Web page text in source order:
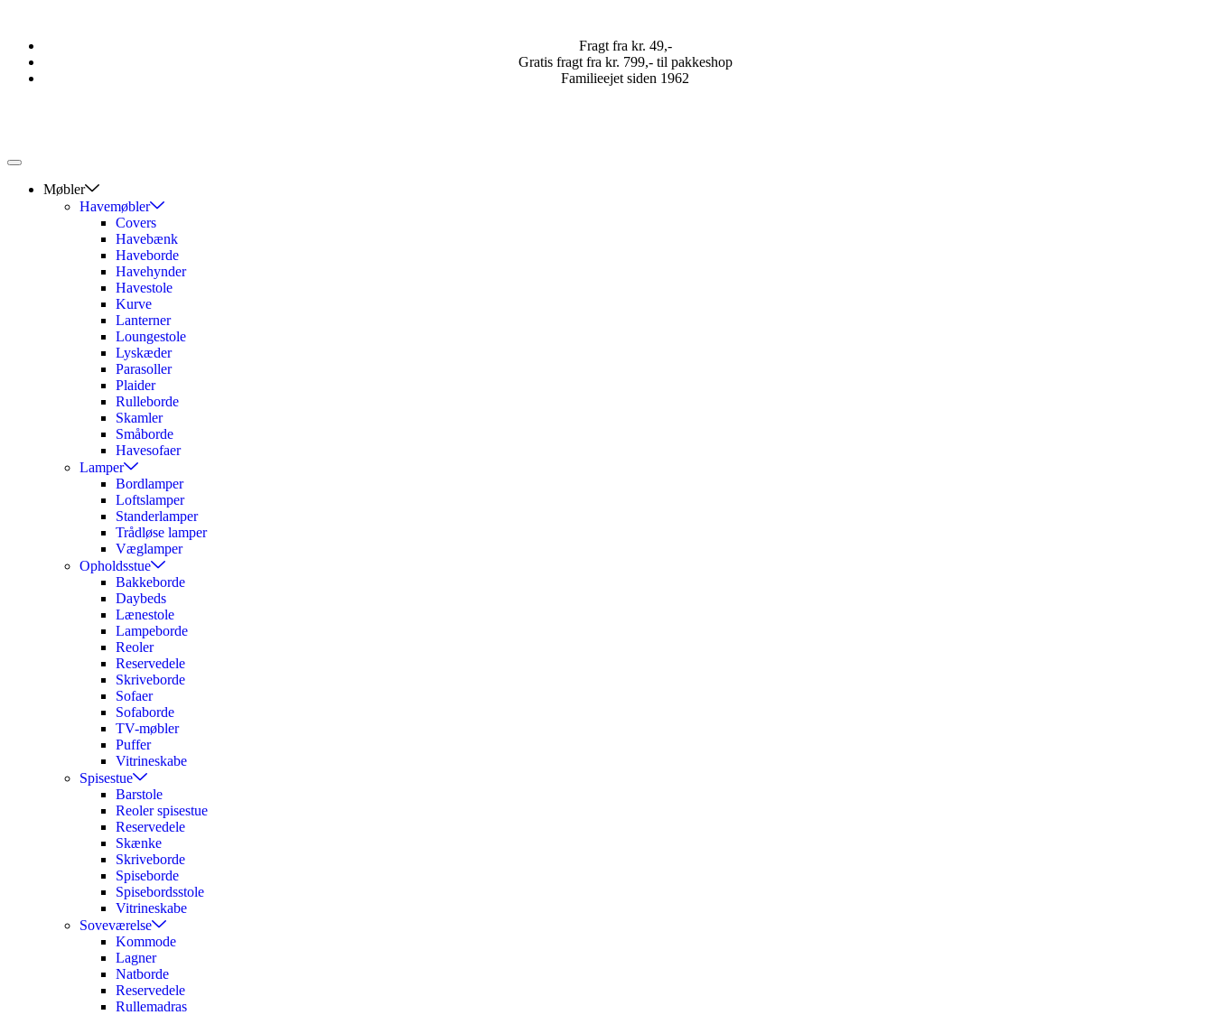
Fragt fra kr. 49,-
Gratis fragt fra kr. 799,- til pakkeshop
Familieejet siden 1962
Møbler
Havemøbler
Covers
Havebænk
Haveborde
Havehynder
Havestole
Kurve
Lanterner
Loungestole
Lyskæder
Parasoller
Plaider
Rulleborde
Skamler
Småborde
Havesofaer
Lamper
Bordlamper
Loftslamper
Standerlamper
Trådløse lamper
Væglamper
Opholdsstue
Bakkeborde
Daybeds
Lænestole
Lampeborde
Reoler
Reservedele
Skriveborde
Sofaer
Sofaborde
TV-møbler
Puffer
Vitrineskabe
Spisestue
Barstole
Reoler spisestue
Reservedele
Skænke
Skriveborde
Spiseborde
Spisebordsstole
Vitrineskabe
Soveværelse
Kommode
Lagner
Natborde
Reservedele
Rullemadras